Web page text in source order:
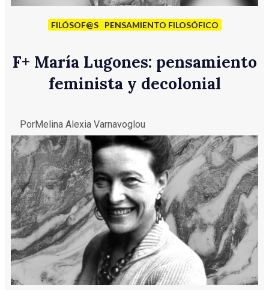
FILÓSOF@S PENSAMIENTO FILOSÓFICO
F+ María Lugones: pensamiento
feminista y decolonial
PorMelina Alexia Varnavoglou